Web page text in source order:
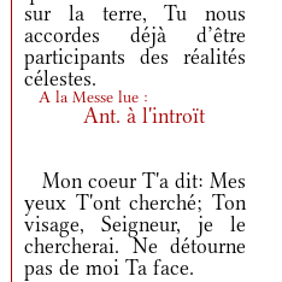
sur la terre, Tu nous
accordes déjà d’être
participants des réalités
célestes.
A la Messe lue :
Ant. à l'introït
Mon coeur T'a dit: Mes
yeux T'ont cherché; Ton
visage, Seigneur, je le
chercherai. Ne détourne
pas de moi Ta face.